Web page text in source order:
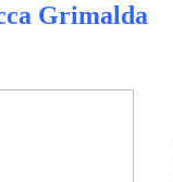
Grimalda